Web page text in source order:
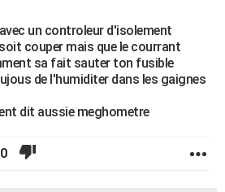
un controleur d'isolement
couper mais que le courrant
sa fait sauter ton fusible
de l'humiditer dans les gaignes
dit aussie meghometre
0